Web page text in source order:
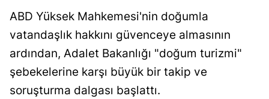
ABD Yüksek Mahkemesi'nin doğumla
vatandaşlık hakkını güvenceye almasının
ardından, Adalet Bakanlığı "doğum turizmi"
şebekelerine karşı büyük bir takip ve
soruşturma dalgası başlattı.